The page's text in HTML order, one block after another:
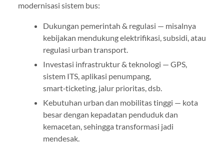
modernisasi sistem bus:
Dukungan pemerintah & regulasi — misalnya
kebijakan mendukung elektrifikasi, subsidi, atau
regulasi urban transport.
Investasi infrastruktur & teknologi — GPS,
sistem ITS, aplikasi penumpang,
smart‑ticketing, jalur prioritas, dsb.
Kebutuhan urban dan mobilitas tinggi — kota
besar dengan kepadatan penduduk dan
kemacetan, sehingga transformasi jadi
mendesak.